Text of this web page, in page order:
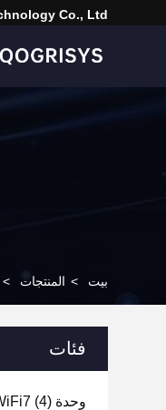
Co., Ltd
بيت > المنتجات >
فئات
وحدة WiFi7 (4)